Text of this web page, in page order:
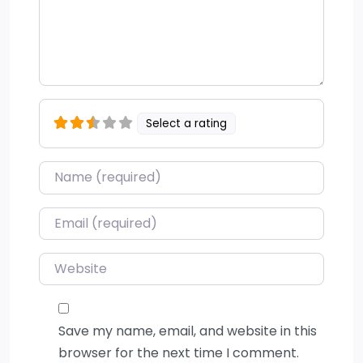
Select a rating
Name*
Email*
Website
Save my name, email, and website in this
browser for the next time I comment.